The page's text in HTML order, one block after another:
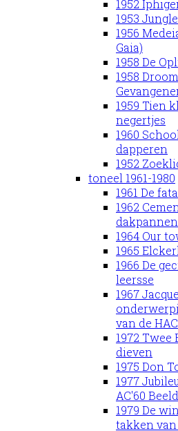
1952
1953
1956
Gaia)
1958 De
1958
1959 Tien
negertjes
1960
dapperen
1952
toneel 1961-1980
1961 De
1962
1964 Our
1965
1966 De
leersse
1967
van de
1972 Twee
dieven
1975 Don
1977
AC'60
1979 De
takken van